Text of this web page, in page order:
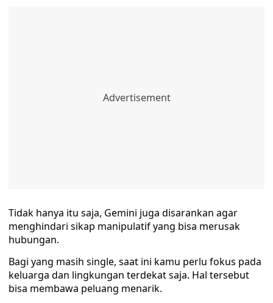
Tidak hanya itu saja, Gemini juga disarankan agar
menghindari sikap manipulatif yang bisa merusak
hubungan.
Bagi yang masih single, saat ini kamu perlu fokus pada
keluarga dan lingkungan terdekat saja. Hal tersebut
bisa membawa peluang menarik.